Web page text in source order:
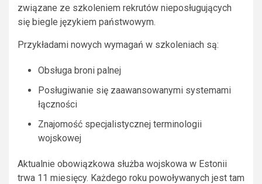
związane ze szkoleniem rekrutów nieposługujących
się biegle językiem państwowym.
Przykładami nowych wymagań w szkoleniach są:
Obsługa broni palnej
Posługiwanie się zaawansowanymi systemami
łączności
Znajomość specjalistycznej terminologii
wojskowej
Aktualnie obowiązkowa służba wojskowa w Estonii
trwa 11 miesięcy. Każdego roku powoływanych jest tam